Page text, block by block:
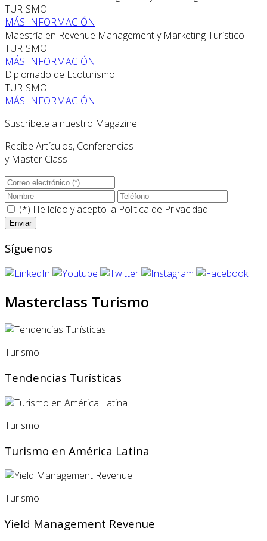
TURISMO
MÁS INFORMACIÓN
Maestría en Revenue Management y Marketing Turístico
TURISMO
MÁS INFORMACIÓN
Diplomado de Ecoturismo
TURISMO
MÁS INFORMACIÓN
Suscríbete a nuestro Magazine
Recibe Artículos, Conferencias
y Master Class
(*) He leído y acepto la Politica de Privacidad
Síguenos
Masterclass Turismo
Turismo
Tendencias Turísticas
Turismo
Turismo en América Latina
Turismo
Yield Management Revenue